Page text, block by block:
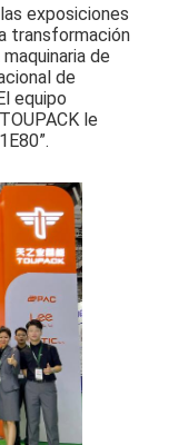
exposiciones
transformación
de
de
equipo
le